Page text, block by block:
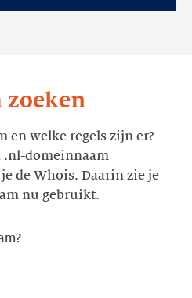
zoeken
en welke regels zijn er?
.nl-domeinnaam
de Whois. Daarin zie je
nu gebruikt.